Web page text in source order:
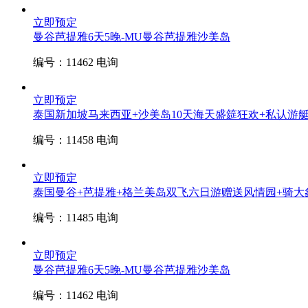
立即预定
曼谷芭提雅6天5晚-MU曼谷芭提雅沙美岛
编号：11462 电询
立即预定
泰国新加坡马来西亚+沙美岛10天海天盛筵狂欢+私认游
编号：11458 电询
立即预定
泰国曼谷+芭提雅+格兰美岛双飞六日游赠送风情园+骑大
编号：11485 电询
立即预定
曼谷芭提雅6天5晚-MU曼谷芭提雅沙美岛
编号：11462 电询